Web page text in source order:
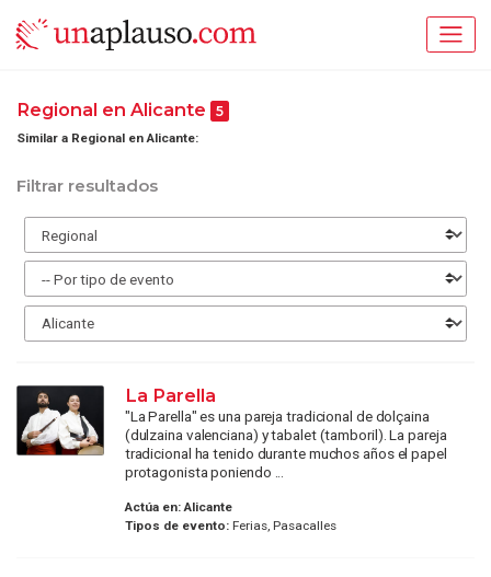
Regional en Alicante 5
Similar a Regional en Alicante:
Filtrar resultados
La Parella
"La Parella" es una pareja tradicional de dolçaina
(dulzaina valenciana) y tabalet (tamboril). La pareja
tradicional ha tenido durante muchos años el papel
protagonista poniendo ...
Actúa en: Alicante
Tipos de evento:Ferias, Pasacalles